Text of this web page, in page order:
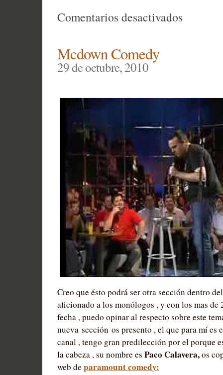
Comentarios desactivados
Mcdown Comedy
29 de octubre, 2010
Creo que ésto podrá ser otra sección dentro
aficionado a los monólogos , y con los mas de
fecha , puedo opinar al respecto sobre este
nueva sección os presento , el que para mí es
canal , tengo gran predilección por el porque
la cabeza , su nombre es Paco Calavera,os
web de paramount comedy: